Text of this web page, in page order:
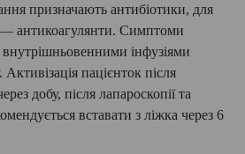
призначають антибіотики, для
— антикоагулянти. Симптоми
внутрішньовенними інфузіями
пацієнток після
добу, після лапароскопії та
вставати з ліжка через 6